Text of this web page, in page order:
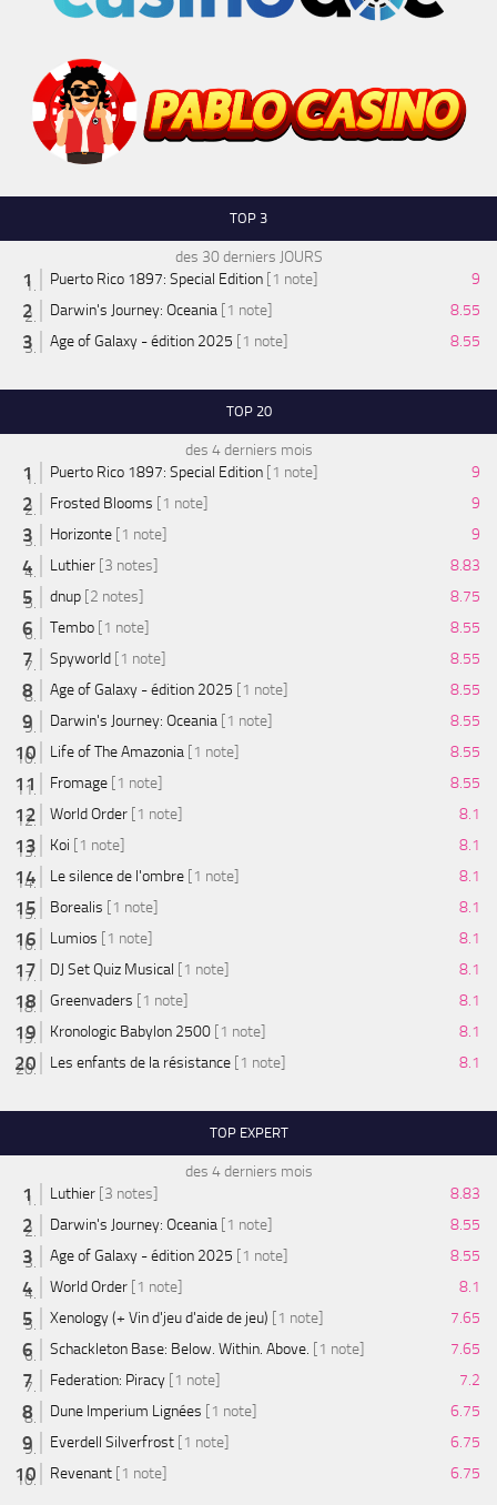
TOP 3
des 30 derniers JOURS
Puerto Rico 1897: Special Edition [1 note]
9
Darwin's Journey: Oceania [1 note]
8.55
Age of Galaxy - édition 2025 [1 note] 8.55
TOP 20
des 4 derniers mois
Puerto Rico 1897: Special Edition [1 note]
9
Frosted Blooms [1 note]
9
Horizonte [1 note]
9
Luthier [3 notes]
8.83
dnup [2 notes]
8.75
Tembo [1 note]
8.55
Spyworld [1 note]
8.55
Age of Galaxy - édition 2025 [1 note]
8.55
Darwin's Journey: Oceania [1 note]
8.55
Life of The Amazonia [1 note]
8.55
Fromage [1 note]
8.55
World Order [1 note]
8.1
Koi [1 note]
8.1
Le silence de l'ombre [1 note]
8.1
Borealis [1 note]
8.1
Lumios [1 note]
8.1
DJ Set Quiz Musical [1 note]
8.1
Greenvaders [1 note]
8.1
Kronologic Babylon 2500 [1 note]
8.1
Les enfants de la résistance [1 note] 8.1
TOP EXPERT
des 4 derniers mois
Luthier [3 notes]
8.83
Darwin's Journey: Oceania [1 note]
8.55
Age of Galaxy - édition 2025 [1 note]
8.55
World Order [1 note]
8.1
Xenology (+ Vin d'jeu d'aide de jeu) [1 note]
7.65
Schackleton Base: Below. Within. Above. [1 note]
7.65
Federation: Piracy [1 note]
7.2
Dune Imperium Lignées [1 note]
6.75
Everdell Silverfrost [1 note]
6.75
Revenant [1 note] 6.75